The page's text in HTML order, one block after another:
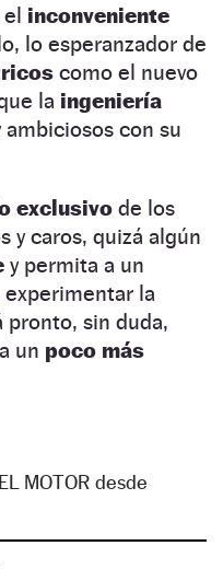
inconveniente
lo esperanzador de
como el nuevo
la ingeniería
con su
exclusivo de los
y caros, quizá algún
y permita a un
experimentar la
pronto, sin duda,
un poco más
MOTOR desde